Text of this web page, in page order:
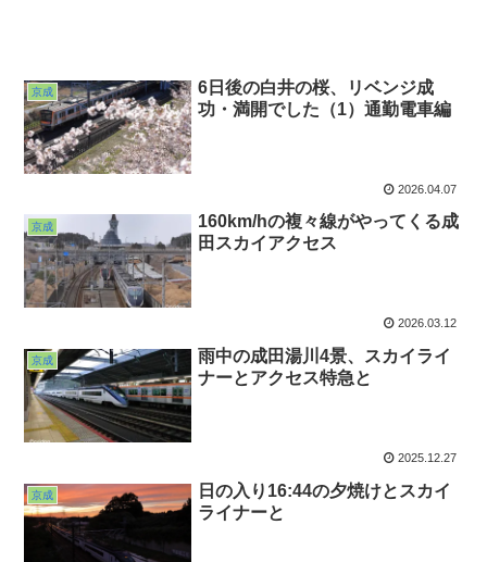
京成
6日後の白井の桜、リベンジ成
功・満開でした（1）通勤電車編
2026.04.07
京成
160km/hの複々線がやってくる成
田スカイアクセス
2026.03.12
京成
雨中の成田湯川4景、スカイライ
ナーとアクセス特急と
2025.12.27
京成
日の入り16:44の夕焼けとスカイ
ライナーと